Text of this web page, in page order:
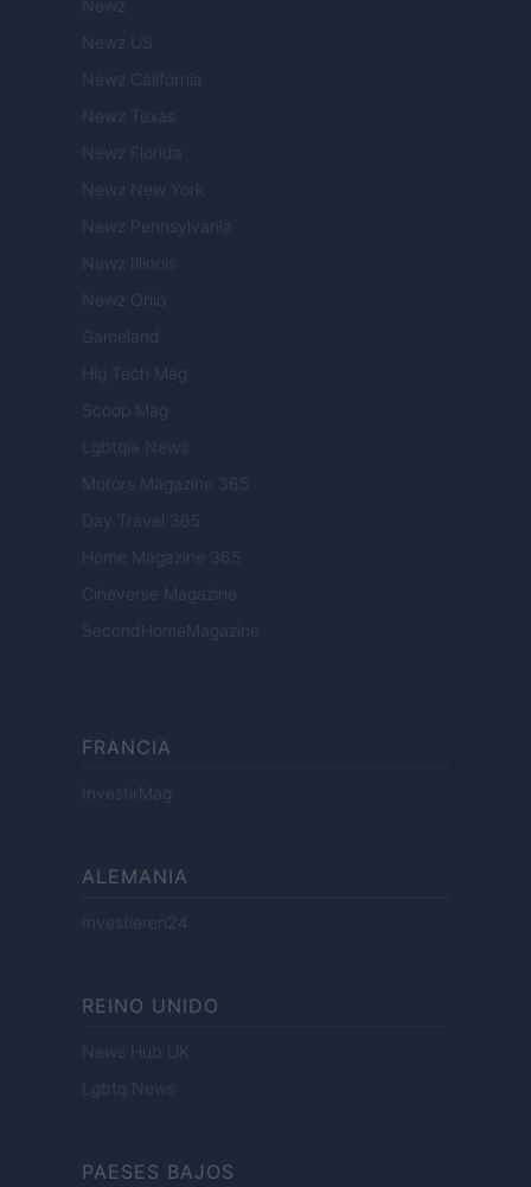
Newz
Newz US
Newz California
Newz Texas
Newz Florida
Newz New York
Newz Pennsylvania
Newz Illinois
Newz Ohio
Gameland
Hig Tech Mag
Scoop Mag
Lgbtqia News
Motors Magazine 365
Day Travel 365
Home Magazine 365
Cineverse Magazine
SecondHomeMagazine
FRANCIA
InvestirMag
ALEMANIA
Investieren24
REINO UNIDO
News Hub UK
Lgbtq News
PAESES BAJOS